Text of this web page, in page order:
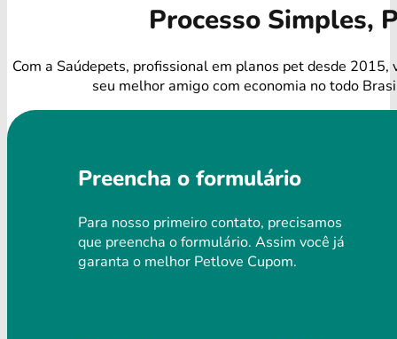
Processo Simples,
Com a Saúdepets, profissional em planos pet desde 2015,
seu melhor amigo com economia no todo
Preencha o formulário
Para nosso primeiro contato, precisamos
que preencha o formulário. Assim você já
garanta o melhor Petlove Cupom.